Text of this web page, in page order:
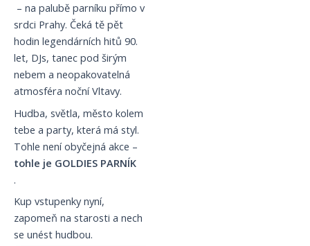
– na palubě parníku přímo v
srdci Prahy. Čeká tě pět
hodin legendárních hitů 90.
let, DJs, tanec pod širým
nebem a neopakovatelná
atmosféra noční Vltavy.
Hudba, světla, město kolem
tebe a party, která má styl.
Tohle není obyčejná akce –
tohle je GOLDIES PARNÍK
.
Kup vstupenky nyní,
zapomeň na starosti a nech
se unést hudbou.